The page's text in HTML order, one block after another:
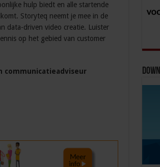
hulp biedt en alle startende
Storyteq neemt je mee in de
data-driven video creatie. Luister
op het gebied van customer
communicatieadviseur